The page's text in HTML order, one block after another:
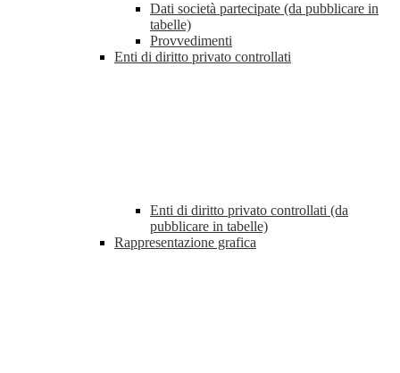
Dati società partecipate (da pubblicare in
tabelle)
Provvedimenti
Enti di diritto privato controllati
Enti di diritto privato controllati (da
pubblicare in tabelle)
Rappresentazione grafica